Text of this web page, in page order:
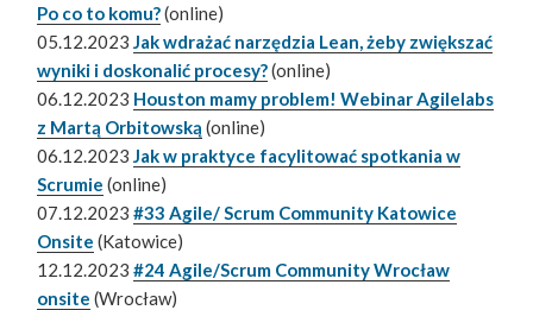
Po co to komu?(online)
05.12.2023 Jak wdrażać narzędzia Lean, żeby zwiększać
wyniki i doskonalić procesy?(online)
06.12.2023 Houston mamy problem! Webinar Agilelabs
z Martą Orbitowską (online)
06.12.2023 Jak w praktyce facylitować spotkania w
Scrumie (online)
07.12.2023#33 Agile/ Scrum Community Katowice
Onsite (Katowice)
12.12.2023#24 Agile/Scrum Community Wrocław
onsite (Wrocław)